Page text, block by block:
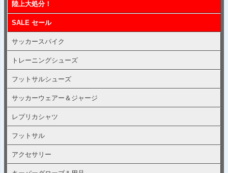
陸上大処分！
SALE セール
サッカースパイク
トレーニングシューズ
フットサルシューズ
サッカーウェアー＆ジャージ
レプリカシャツ
フットサル
アクセサリー